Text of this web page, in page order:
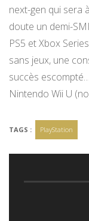
next-gen qui sera
doute un demi-
PS5 et Xbox
sans jeux, une
succès
Nintendo Wii U
TAGS : PlayStation